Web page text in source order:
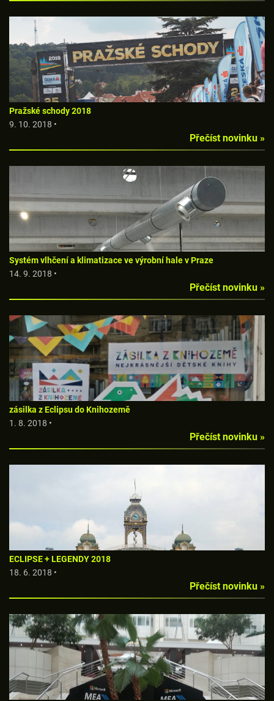
Pražské schody 2018
9. 10. 2018 •
Přečíst novinku »
Systém vlhčení a klimatizace ve výrobní hale v Praze
14. 9. 2018 •
Přečíst novinku »
zásilka z Eclipsu do Knihozemě
1. 8. 2018 •
Přečíst novinku »
ECLIPSE + LEGENDY 2018
18. 6. 2018 •
Přečíst novinku »